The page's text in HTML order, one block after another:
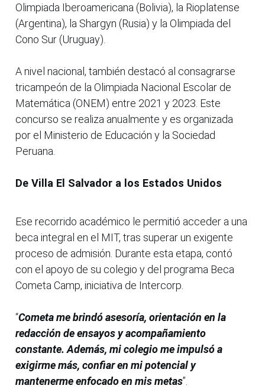
Olimpiada Iberoamericana (Bolivia), la Rioplatense
(Argentina), la Shargyn (Rusia) y la Olimpiada del
Cono Sur (Uruguay).
A nivel nacional, también destacó al consagrarse
tricampeón de la Olimpiada Nacional Escolar de
Matemática (ONEM) entre 2021 y 2023. Este
concurso se realiza anualmente y es organizada
por el Ministerio de Educación y la Sociedad
Peruana.
De Villa El Salvador a los Estados Unidos
Ese recorrido académico le permitió acceder a una
beca integral en el MIT, tras superar un exigente
proceso de admisión. Durante esta etapa, contó
con el apoyo de su colegio y del programa Beca
Cometa Camp, iniciativa de Intercorp.
“Cometa me brindó asesoría, orientación en la
redacción de ensayos y acompañamiento
constante. Además, mi colegio me impulsó a
exigirme más, confiar en mi potencial y
mantenerme enfocado en mis metas”.